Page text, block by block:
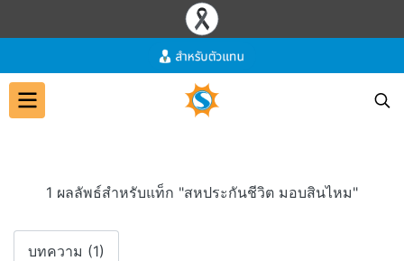
1 ผลลัพธ์สำหรับแท็ก "สหประกันชีวิต มอบสินไหม"
บทความ (1)